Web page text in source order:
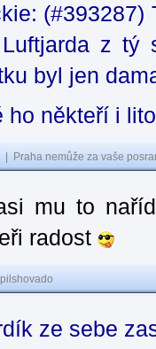
(#393287)
z tý
byl jen
ho někteří i
Praha nemůže za vaše
mu to
radost
pilshovado
ze sebe